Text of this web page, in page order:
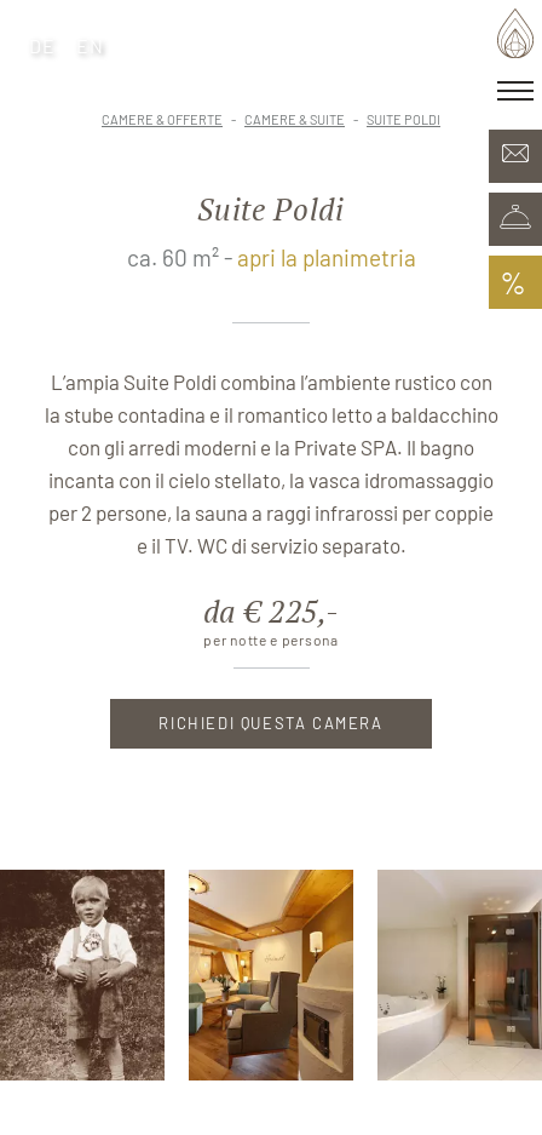
Camere & Offerte
Plunhof experiences
Esperienze nei dintorni
%
DE EN
CAMERE & OFFERTE CAMERE & SUITE SUITE POLDI
Suite Poldi
ca. 60 m² - apri la planimetria
L’ampia Suite Poldi combina l’ambiente rustico con
la stube contadina e il romantico letto a baldacchino
con gli arredi moderni e la Private SPA. Il bagno
incanta con il cielo stellato, la vasca idromassaggio
per 2 persone, la sauna a raggi infrarossi per coppie
e il TV. WC di servizio separato.
da € 225,-
per notte e persona
RICHIEDI QUESTA CAMERA